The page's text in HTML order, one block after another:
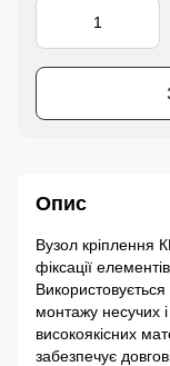
Опис
Вузол кріплення
фіксації
монтажу несучих
високоякісних
забезпечує